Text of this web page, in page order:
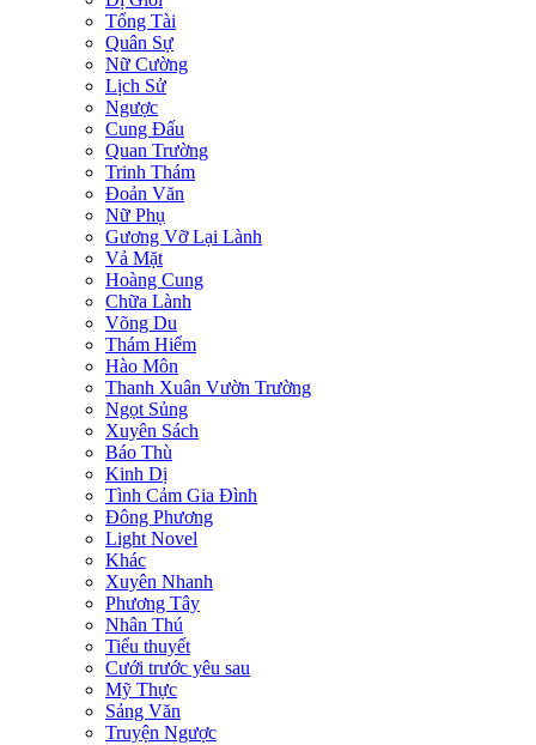
Tổng Tài
Quân Sự
Nữ Cường
Lịch Sử
Ngược
Cung Đấu
Quan Trường
Trinh Thám
Đoản Văn
Nữ Phụ
Gương Vỡ Lại Lành
Vả Mặt
Hoàng Cung
Chữa Lành
Võng Du
Thám Hiểm
Hào Môn
Thanh Xuân Vườn Trường
Ngọt Sủng
Xuyên Sách
Báo Thù
Kinh Dị
Tình Cảm Gia Đình
Đông Phương
Light Novel
Khác
Xuyên Nhanh
Phương Tây
Nhân Thú
Tiểu thuyết
Cưới trước yêu sau
Mỹ Thực
Sảng Văn
Truyện Ngược